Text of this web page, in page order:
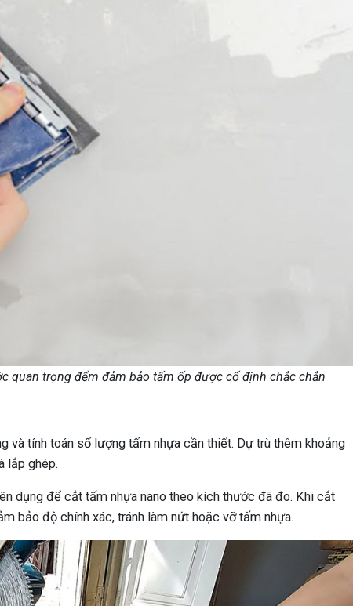
quan trọng đểm đảm bảo tấm ốp được cố định chắc chắn
và tính toán số lượng tấm nhựa cần thiết. Dự trù thêm khoảng
lắp ghép.
dụng để cắt tấm nhựa nano theo kích thước đã đo. Khi cắt
bảo độ chính xác, tránh làm nứt hoặc vỡ tấm nhựa.